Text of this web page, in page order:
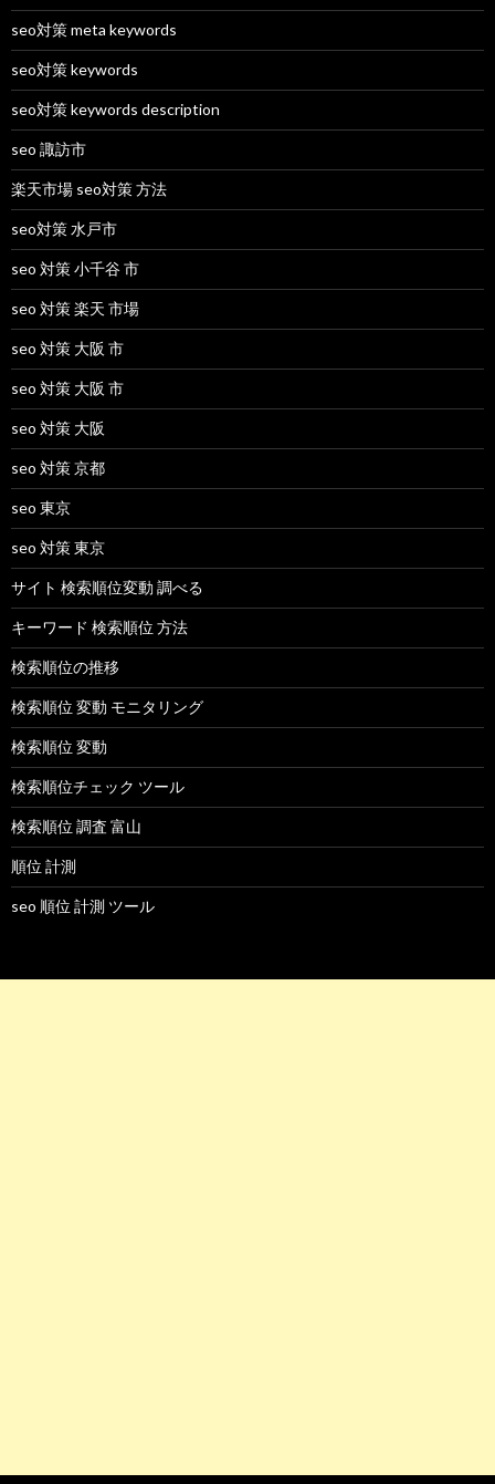
seo対策 meta keywords
seo対策 keywords
seo対策 keywords description
seo 諏訪市
楽天市場 seo対策 方法
seo対策 水戸市
seo 対策 小千谷 市
seo 対策 楽天 市場
seo 対策 大阪 市
seo 対策 大阪 市
seo 対策 大阪
seo 対策 京都
seo 東京
seo 対策 東京
サイト 検索順位変動 調べる
キーワード 検索順位 方法
検索順位の推移
検索順位 変動 モニタリング
検索順位 変動
検索順位チェック ツール
検索順位 調査 富山
順位 計測
seo 順位 計測 ツール